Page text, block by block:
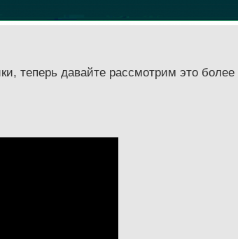
теперь давайте рассмотрим это